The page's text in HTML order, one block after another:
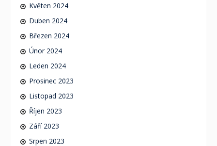
Květen 2024
Duben 2024
Březen 2024
Únor 2024
Leden 2024
Prosinec 2023
Listopad 2023
Říjen 2023
Září 2023
Srpen 2023